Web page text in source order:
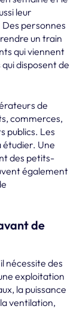
leur
personnes
un train
qui viennent
disposent de
de
commerces,
publics. Les
étudier. Une
des petits-
également
de
nécessite des
exploitation
la puissance
ventilation,